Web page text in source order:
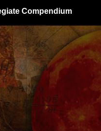
Compendium